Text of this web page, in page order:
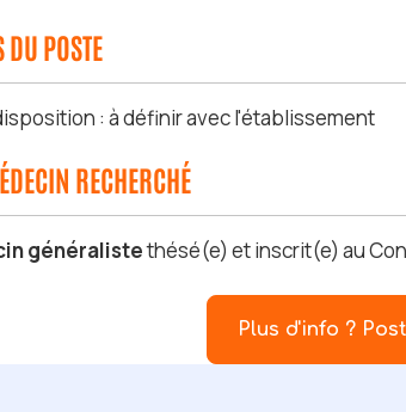
POSTE
: à définir avec l'établissement
RECHERCHÉ
généralistethésé(e) et inscrit(e) au
Plus d'info ?